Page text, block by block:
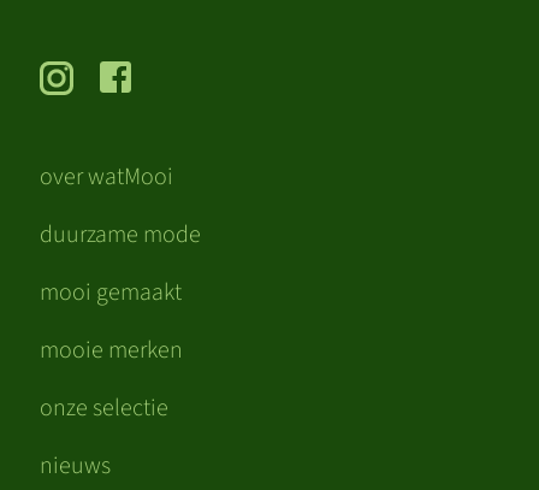
over watMooi
duurzame mode
mooi gemaakt
mooie merken
onze selectie
nieuws